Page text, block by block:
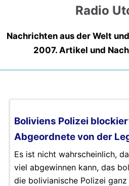
Radio
Nachrichten aus der Welt
2007. Artikel und
Boliviens Polizei
Abgeordnete von der
Es ist nicht wahrscheinlich,
viel abgewinnen kann, das
die bolivianische Polizei